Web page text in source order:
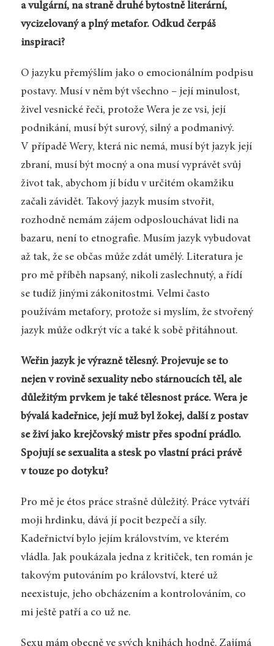
a vulgární, na straně druhé bytostně literární,
vycizelovaný a plný metafor. Odkud čerpáš
inspiraci?
O jazyku přemýšlím jako o emocionálním podpisu
postavy. Musí v něm být všechno – její minulost,
živel vesnické řeči, protože Wera je ze vsi, její
podnikání, musí být surový, silný a podmanivý.
V případě Wery, která nic nemá, musí být jazyk její
zbraní, musí být mocný a ona musí vyprávět svůj
život tak, abychom jí bídu v určitém okamžiku
začali závidět. Takový jazyk musím stvořit,
rozhodně nemám zájem odposlouchávat lidi na
bazaru, není to etnografie. Musím jazyk vybudovat
až tak, že se občas může zdát umělý. Literatura je
pro mě příběh napsaný, nikoli zaslechnutý, a řídí
se tudíž jinými zákonitostmi. Velmi často
používám metafory, protože si myslím, že stvořený
jazyk může odkrýt víc a také k sobě přitáhnout.
Weřin jazyk je výrazně tělesný. Projevuje se to
nejen v rovině sexuality nebo stárnoucích těl, ale
důležitým prvkem je také tělesnost práce. Wera je
bývalá kadeřnice, její muž byl žokej, další z postav
se živí jako krejčovský mistr přes spodní prádlo.
Spojují se sexualita a stesk po vlastní práci právě
v touze po dotyku?
Pro mě je étos práce strašně důležitý. Práce vytváří
moji hrdinku, dává jí pocit bezpečí a síly.
Kadeřnictví bylo jejím královstvím, ve kterém
vládla. Jak poukázala jedna z kritiček, ten román je
takovým putováním po království, které už
neexistuje, jeho obcházením a kontrolováním, co
mi ještě patří a co už ne.
Sexu mám obecně ve svých knihách hodně. Zajímá